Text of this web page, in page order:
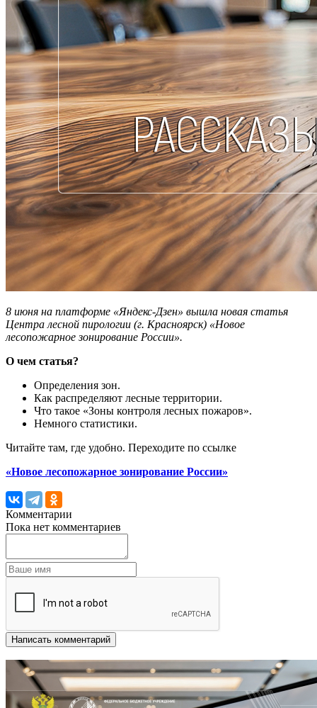
8 июня на платформе «Яндекс-Дзен» вышла новая статья
Центра лесной пирологии (г. Красноярск) «Новое
лесопожарное зонирование России».
О чем статья?
Определения зон.
Как распределяют лесные территории.
Что такое «Зоны контроля лесных пожаров».
Немного статистики.
Читайте там, где удобно. Переходите по ссылке
«Новое лесопожарное зонирование России»
Комментарии
Пока нет комментариев
Написать комментарий